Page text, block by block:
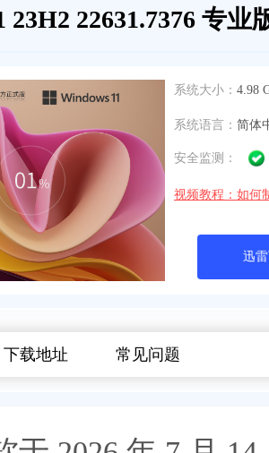
23H2 22631.7376 专业
系统大小： 4.98
系统语言： 简体
安全监测：
视频教程：如何
迅
下载地址 常见问题